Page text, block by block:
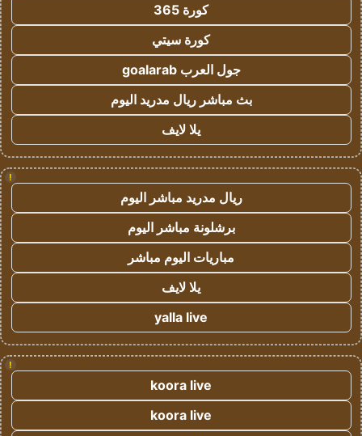
كورة 365
كورة سيتي
جول العرب goalarab
بث مباشر ريال مدريد اليوم
يلا لايف
!
ريال مدريد مباشر اليوم
برشلونة مباشر اليوم
مباريات اليوم مباشر
يلا لايف
yalla live
!
koora live
koora live